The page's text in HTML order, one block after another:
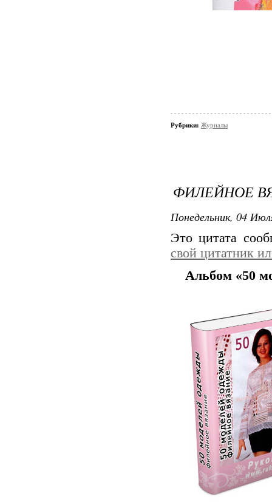
Рубрики: Журналы
ФИЛЕЙНОЕ
Понедельник, 04
Это цитата
свой цитатник
Альбом «50